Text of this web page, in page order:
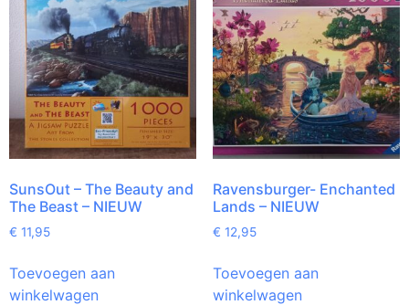
SunsOut – The Beauty and
The Beast – NIEUW
€ 11,95
Toevoegen aan
winkelwagen
Ravensburger- Enchanted
Lands – NIEUW
€ 12,95
Toevoegen aan
winkelwagen